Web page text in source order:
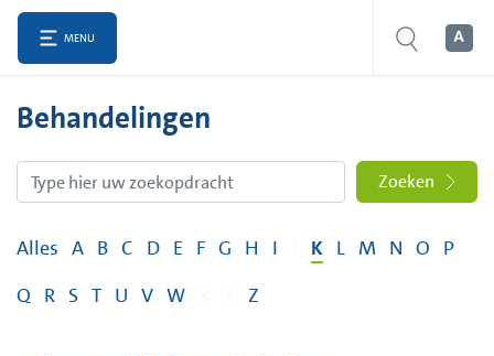
MENU
Behandelingen
Zoeken
Alles A B C D E F G H I K L M N O P
Q R S T U V W Z